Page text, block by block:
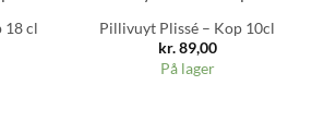
18 cl
Pillivuyt Plissé – Kop 10cl
kr.89,00
På lager